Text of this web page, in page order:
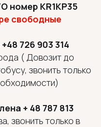
номер KR1KP35
свободные
726 903 314
( Довозит до
звонить только
+ 48 787 813
звонить только в